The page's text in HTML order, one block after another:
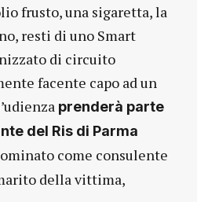
frusto, una sigaretta, la
resti di uno Smart
di circuito
facente capo ad un
prenderà parte
del Ris di Parma
come consulente
della vittima,